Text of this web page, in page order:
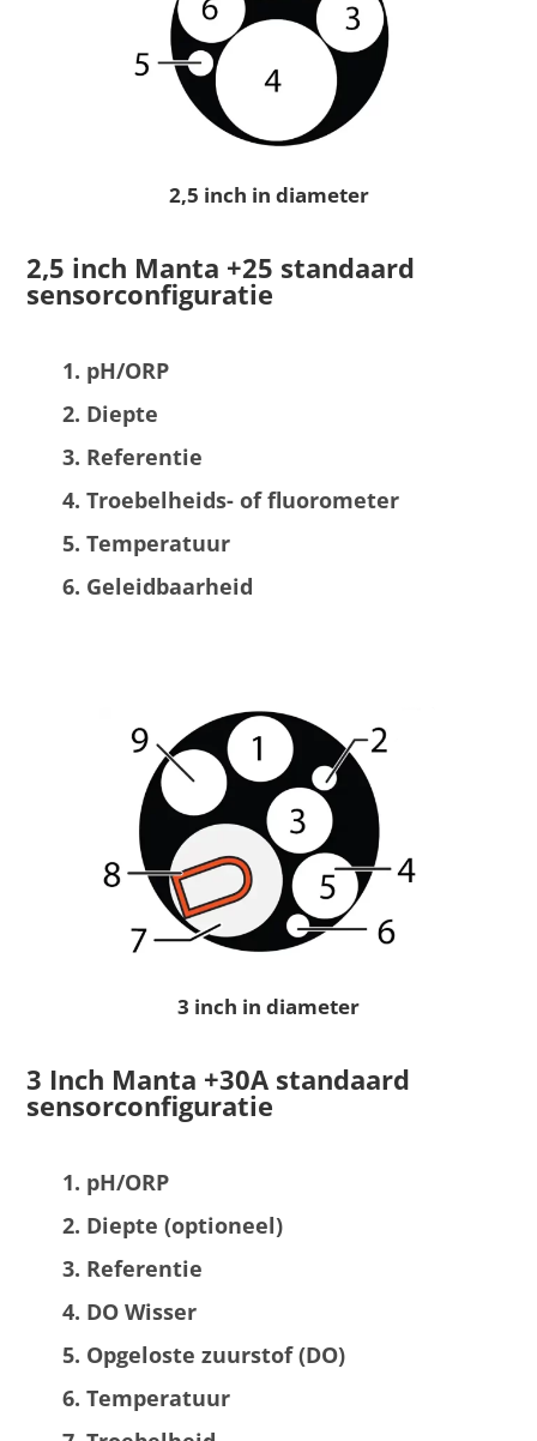
2,5 inch in diameter
2,5 inch Manta +25 standaard
sensorconfiguratie
pH/ORP
Diepte
Referentie
Troebelheids- of fluorometer
Temperatuur
Geleidbaarheid
3 inch in diameter
3 Inch Manta +30A standaard
sensorconfiguratie
pH/ORP
Diepte (optioneel)
Referentie
DO Wisser
Opgeloste zuurstof (DO)
Temperatuur